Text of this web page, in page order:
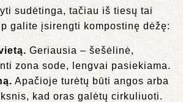
sudėtinga, tačiau iš tiesų tai
galite įsirengti kompostinę dėžę:
Geriausia – šešėlinė,
zona sode, lengvai pasiekiama.
Apačioje turėtų būti angos arba
kad oras galėtų cirkuliuoti.